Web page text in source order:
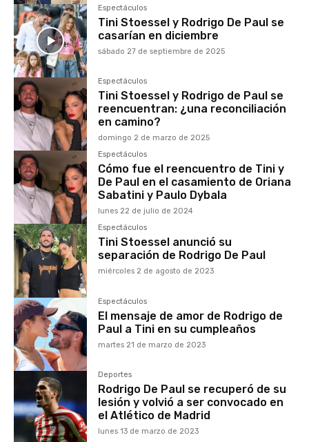
Espectáculos
Tini Stoessel y Rodrigo De Paul se
casarían en diciembre
sábado 27 de septiembre de 2025
Espectáculos
Tini Stoessel y Rodrigo de Paul se
reencuentran: ¿una reconciliación
en camino?
domingo 2 de marzo de 2025
Espectáculos
Cómo fue el reencuentro de Tini y
De Paul en el casamiento de Oriana
Sabatini y Paulo Dybala
lunes 22 de julio de 2024
Espectáculos
Tini Stoessel anunció su
separación de Rodrigo De Paul
miércoles 2 de agosto de 2023
Espectáculos
El mensaje de amor de Rodrigo de
Paul a Tini en su cumpleaños
martes 21 de marzo de 2023
Deportes
Rodrigo De Paul se recuperó de su
lesión y volvió a ser convocado en
el Atlético de Madrid
lunes 13 de marzo de 2023